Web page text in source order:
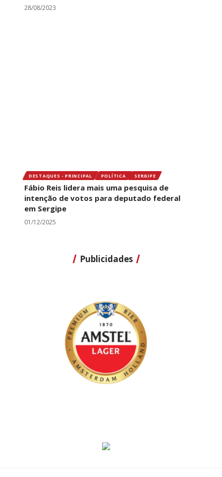
28/08/2023
DESTAQUES - PRINCIPAL POLÍTICA SERGIPE
Fábio Reis lidera mais uma pesquisa de
intenção de votos para deputado federal
em Sergipe
01/12/2025
Publicidades